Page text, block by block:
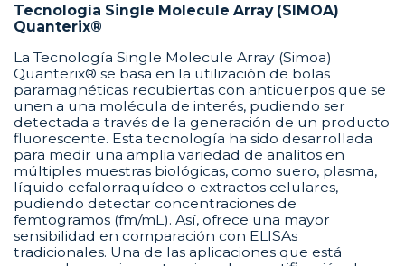
Tecnología Single Molecule Array (SIMOA)
Quanterix®
La Tecnología Single Molecule Array (Simoa)
Quanterix® se basa en la utilización de bolas
paramagnéticas recubiertas con anticuerpos que se
unen a una molécula de interés, pudiendo ser
detectada a través de la generación de un producto
fluorescente. Esta tecnología ha sido desarrollada
para medir una amplia variedad de analitos en
múltiples muestras biológicas, como suero, plasma,
líquido cefalorraquídeo o extractos celulares,
pudiendo detectar concentraciones de
femtogramos (fm/mL). Así, ofrece una mayor
sensibilidad en comparación con ELISAs
tradicionales. Una de las aplicaciones que está